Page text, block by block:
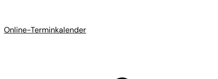
Online-Terminkalender